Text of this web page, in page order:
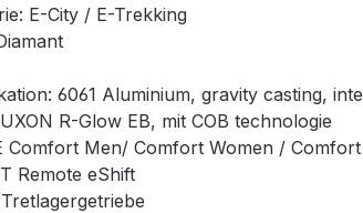
E-City / E-Trekking
6061 Aluminium, gravity casting,
R-Glow EB, mit COB technologie
Comfort Men/ Comfort Women /
Remote eShift